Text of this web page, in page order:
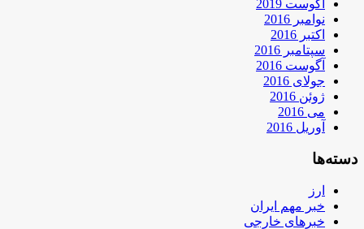
آگوست 2019
نوامبر 2016
اکتبر 2016
سپتامبر 2016
آگوست 2016
جولای 2016
ژوئن 2016
می 2016
آوریل 2016
دسته‌ها
ارز
خبر مهم ایران
خبرهای خارجی